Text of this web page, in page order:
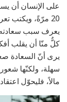
20 مرّةً، ويكتب
يعرف سبب
كلٌّ منّا أن يقلب
يرى أنّ السعادة
سهلة، ولكنّها
مالاً، فليحوّل